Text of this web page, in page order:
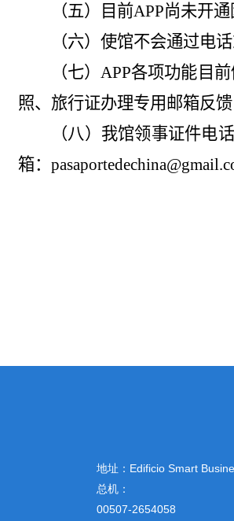
（五）目前APP尚未开
（六）使馆不会通过电
（七）APP各项功能目
照、旅行证办理专用邮箱反
（八）我馆领事证件电
箱：
地址： Edificio Smart
总机：
00507-2654058